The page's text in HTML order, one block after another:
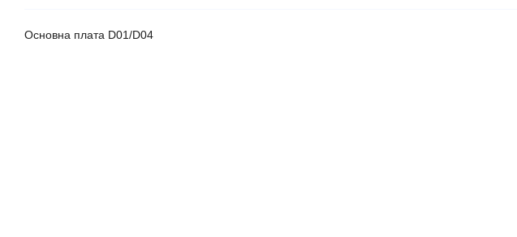
Основна плата D01/D04